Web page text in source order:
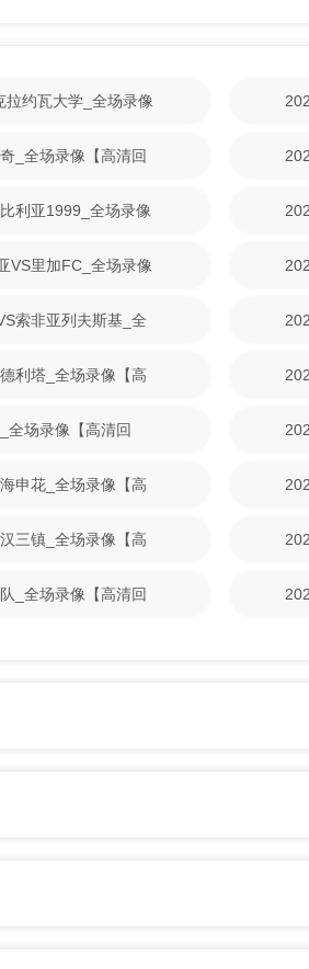
约瓦大学_全场录像
_全场录像【高清回
利亚1999_全场录像
VS里加FC_全场录像
索非亚列夫斯基_全
利塔_全场录像【高
全场录像【高清回
申花_全场录像【高
三镇_全场录像【高
_全场录像【高清回